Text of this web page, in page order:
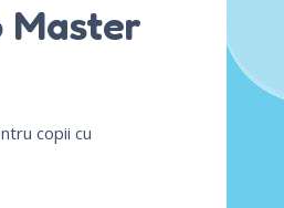
Master
copii cu